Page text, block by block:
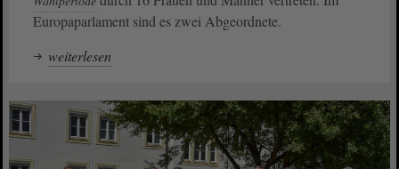
Europaparlament sind es zwei Abgeordnete.
weiterlesen